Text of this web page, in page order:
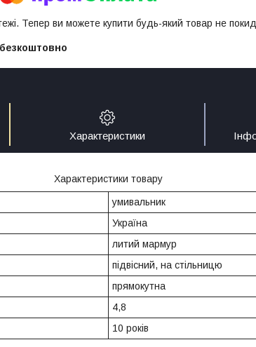
Тепер ви можете купити будь-який товар не
безкоштовно
Характеристики
Характеристики товару
умивальник
Україна
литий мармур
підвісний, на стільницю
прямокутна
4,8
10 років